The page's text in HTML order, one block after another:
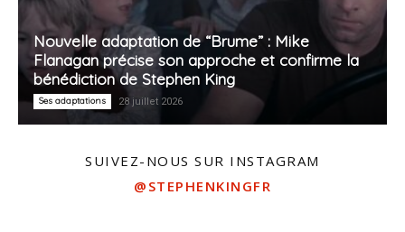
Nouvelle adaptation de “Brume” : Mike
Flanagan précise son approche et confirme la
bénédiction de Stephen King
Ses adaptations 28 juillet 2026
SUIVEZ-NOUS SUR INSTAGRAM
@STEPHENKINGFR